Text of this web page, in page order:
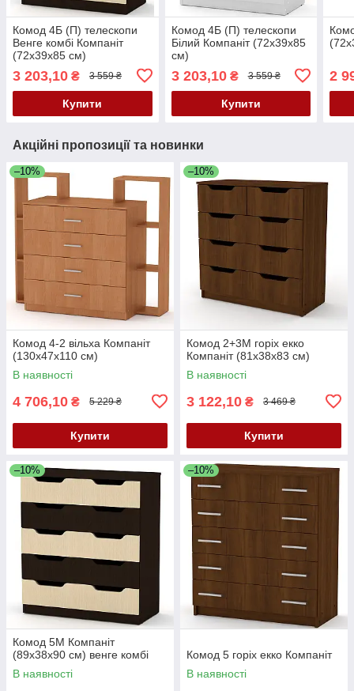
Комод 4Б (П) телескопи
Венге комбі Компаніт
(72х39х85 см)
3 203,10 ₴ 3 559 ₴
Купити
Комод 4Б (П) телескопи
Білий Компаніт (72х39х85
см)
3 203,10₴ 3 559 ₴
Купити
2
Акційні пропозиції та новинки
–10%
Комод 4-2 вільха Компаніт
(130х47х110 см)
В наявності
4 706,10 ₴ 5 229 ₴
Купити
–10%
Комод 2+3М горіх екко
Компаніт (81х38х83 см)
В наявності
3 122,10 ₴ 3 469 ₴
Купити
–10%
Комод 5М Компаніт
(89х38х90 см) венге комбі
В наявності
–10%
Комод 5 горіх екко Компаніт
В наявності